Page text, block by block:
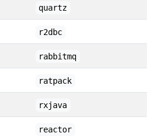
quartz
r2dbc
rabbitmq
ratpack
rxjava
reactor